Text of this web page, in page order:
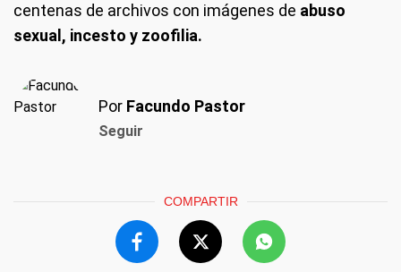
centenas de archivos con imágenes de abuso
sexual, incesto y zoofilia.
Por Facundo Pastor
Seguir
COMPARTIR